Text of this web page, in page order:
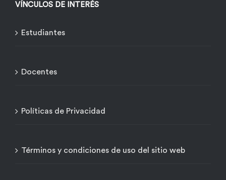
VÍNCULOS DE INTERÉS
Estudiantes
Docentes
Políticas de Privacidad
Términos y condiciones de uso del sitio web